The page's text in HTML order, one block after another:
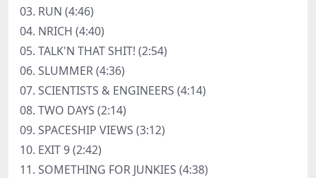
03. RUN (4:46)
04. NRICH (4:40)
05. TALK'N THAT SHIT! (2:54)
06. SLUMMER (4:36)
07. SCIENTISTS & ENGINEERS (4:14)
08. TWO DAYS (2:14)
09. SPACESHIP VIEWS (3:12)
10. EXIT 9 (2:42)
11. SOMETHING FOR JUNKIES (4:38)